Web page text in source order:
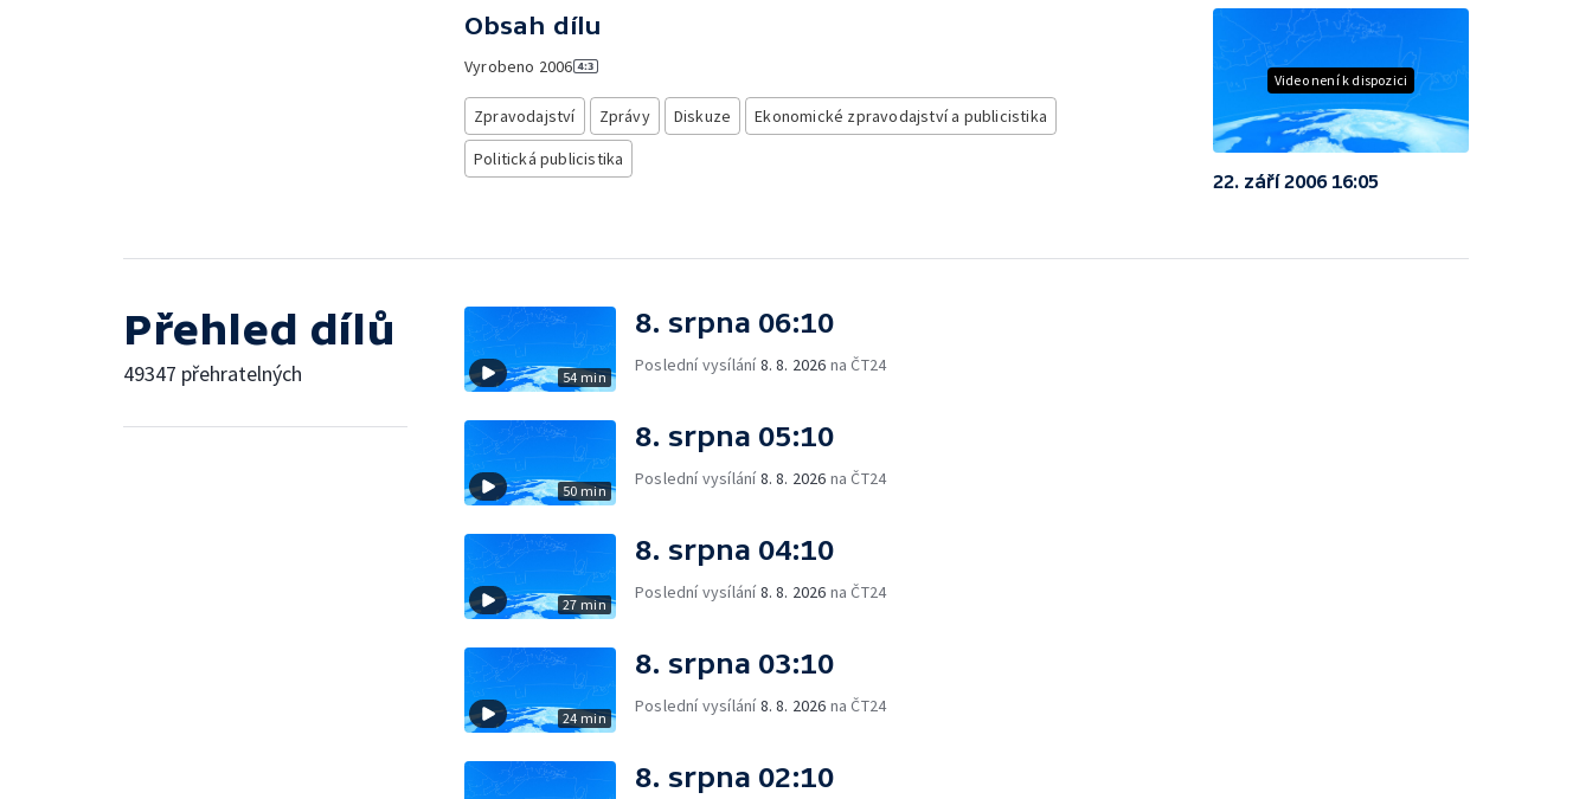
Obsah dílu
Vyrobeno 2006
Zpravodajství Zprávy Diskuze
Ekonomické zpravodajství a publicistika
Politická publicistika
Video není k dispozici
22. září 2006 16:05
Přehled dílů
49347 přehratelných 54 min
8. srpna 06:10
Poslední vysílání8. 8. 2026 na ČT24
50 min
8. srpna 05:10
Poslední vysílání8. 8. 2026 na ČT24
27 min
8. srpna 04:10
Poslední vysílání8. 8. 2026 na ČT24
24 min
8. srpna 03:10
Poslední vysílání8. 8. 2026 na ČT24
8. srpna 02:10